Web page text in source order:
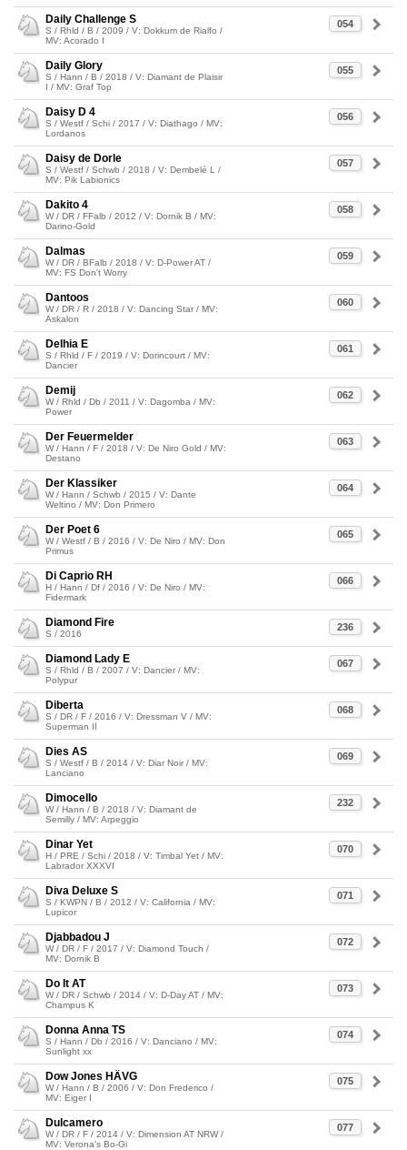
054
Daily Challenge S
S / Rhld / B / 2009 / V: Dokkum de Rialfo /
MV: Acorado I
055
Daily Glory
S / Hann / B / 2018 / V: Diamant de Plaisir
I / MV: Graf Top
056
Daisy D 4
S / Westf / Schi / 2017 / V: Diathago / MV:
Lordanos
057
Daisy de Dorle
S / Westf / Schwb / 2018 / V: Dembelé L /
MV: Pik Labionics
058
Dakito 4
W / DR / FFalb / 2012 / V: Dornik B / MV:
Darino-Gold
059
Dalmas
W / DR / BFalb / 2018 / V: D-Power AT /
MV: FS Don't Worry
060
Dantoos
W / DR / R / 2018 / V: Dancing Star / MV:
Askalon
061
Delhia E
S / Rhld / F / 2019 / V: Dorincourt / MV:
Dancier
062
Demij
W / Rhld / Db / 2011 / V: Dagomba / MV:
Power
063
Der Feuermelder
W / Hann / F / 2018 / V: De Niro Gold / MV:
Destano
064
Der Klassiker
W / Hann / Schwb / 2015 / V: Dante
Weltino / MV: Don Primero
065
Der Poet 6
W / Westf / B / 2016 / V: De Niro / MV: Don
Primus
066
Di Caprio RH
H / Hann / Df / 2016 / V: De Niro / MV:
Fidermark
236
Diamond Fire
S / 2016
067
Diamond Lady E
S / Rhld / B / 2007 / V: Dancier / MV:
Polypur
068
Diberta
S / DR / F / 2016 / V: Dressman V / MV:
Superman II
069
Dies AS
S / Westf / B / 2014 / V: Diar Noir / MV:
Lanciano
232
Dimocello
W / Hann / B / 2018 / V: Diamant de
Semilly / MV: Arpeggio
070
Dinar Yet
H / PRE / Schi / 2018 / V: Timbal Yet / MV:
Labrador XXXVI
071
Diva Deluxe S
S / KWPN / B / 2012 / V: California / MV:
Lupicor
072
Djabbadou J
W / DR / F / 2017 / V: Diamond Touch /
MV: Dornik B
073
Do It AT
W / DR / Schwb / 2014 / V: D-Day AT / MV:
Champus K
074
Donna Anna TS
S / Hann / Db / 2016 / V: Danciano / MV:
Sunlight xx
075
Dow Jones HÄVG
W / Hann / B / 2006 / V: Don Frederico /
MV: Eiger I
077
Dulcamero
W / DR / F / 2014 / V: Dimension AT NRW /
MV: Verona's Bo-Gi